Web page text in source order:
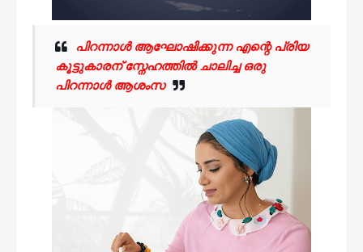
പിറന്നാൾ ആഘോഷിക്കുന്ന എന്റെ പ്രിയ
കൂട്ടുകാരന്സ്നേഹത്തിൽ ചാലിച്ച ഒരു
പിറന്നാൾ ആശംസ